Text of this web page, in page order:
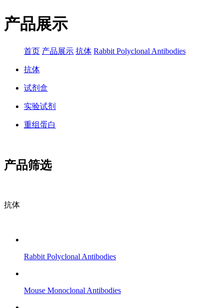
产品展示
首页 产品展示 抗体 Rabbit Polyclonal Antibodies
抗体
试剂盒
实验试剂
重组蛋白
产品筛选
抗体
Rabbit Polyclonal Antibodies
Mouse Monoclonal Antibodies